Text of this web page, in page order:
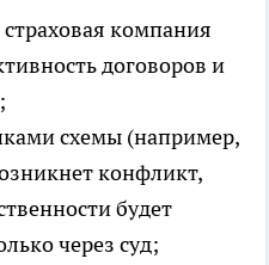
компания
договоров и
схемы (например,
конфликт,
будет
через суд;